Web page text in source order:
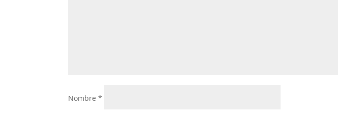
Nombre*